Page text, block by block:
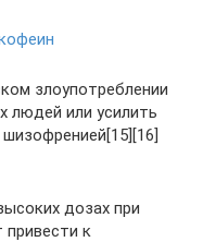
злоупотреблении
людей или усилить
дозах при
привести к